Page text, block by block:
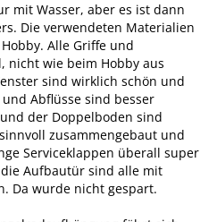
mit Wasser, aber es ist dann
Die verwendeten Materialien
Alle Griffe und
nicht wie beim Hobby aus
sind wirklich schön und
Abflüsse sind besser
der Doppelboden sind
zusammengebaut und
Serviceklappen überall super
Aufbautür sind alle mit
Da wurde nicht gespart.